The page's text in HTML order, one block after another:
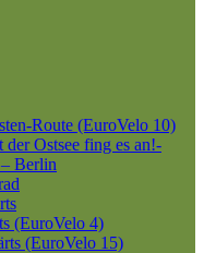
Route (EuroVelo 10)
Ostsee fing es an!-
Berlin
(EuroVelo 4)
(EuroVelo 15)